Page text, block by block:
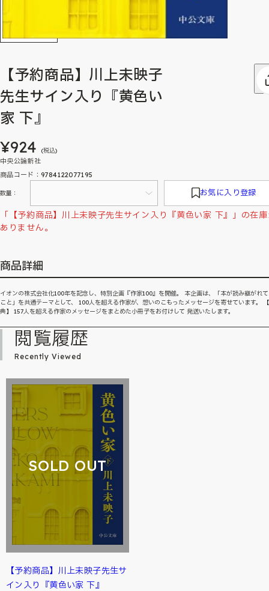
【予約商品】川上未映子
先生サイン入り『黄色い
家 下』
¥924 (税込)
中央公論新社
商品コード：9784122077195
数量： お気に入り登録
「【予約商品】川上未映子先生サイン入り『黄色い家 下』」の在
ありません。
商品詳細
イオンの株式会社化100年を記念し、特別企画『作家100』を開催。 本企画は、「本が読み継がれ
こと」を共通テーマとして、 100人を超える作家が、想いのこもったメッセージを寄せています。
典】 157人を超える作家のメッセージをまとめた小冊子をお付けして 発送いたします。
閲覧履歴
Recently Viewed
SOLD OUT
【予約商品】川上未映子先生サ
イン入り『黄色い家 下』